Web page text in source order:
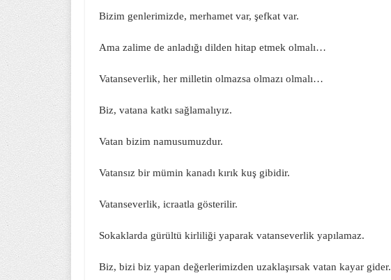
Bizim genlerimizde, merhamet var, şefkat var.
Ama zalime de anladığı dilden hitap etmek olmalı…
Vatanseverlik, her milletin olmazsa olmazı olmalı…
Biz, vatana katkı sağlamalıyız.
Vatan bizim namusumuzdur.
Vatansız bir mümin kanadı kırık kuş gibidir.
Vatanseverlik, icraatla gösterilir.
Sokaklarda gürültü kirliliği yaparak vatanseverlik yapılamaz.
Biz, bizi biz yapan değerlerimizden uzaklaşırsak vatan kayar gider.